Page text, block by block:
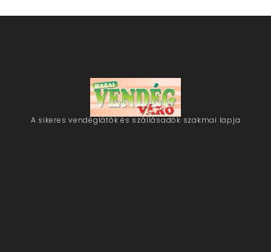
A sikeres vendéglátók és szállásadók szakmai lapja